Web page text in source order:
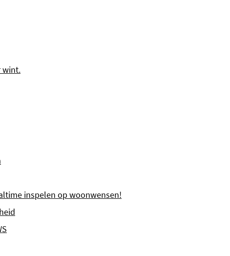
wint.
inspelen op woonwensen!